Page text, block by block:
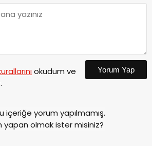
okudum ve
Yorum Yap
içeriğe yorum yapılmamış.
yapan olmak ister misiniz?